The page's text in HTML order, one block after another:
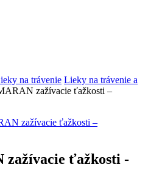
na trávenie Lieky na trávenie a
zažívacie ťažkosti –
zažívacie ťažkosti -